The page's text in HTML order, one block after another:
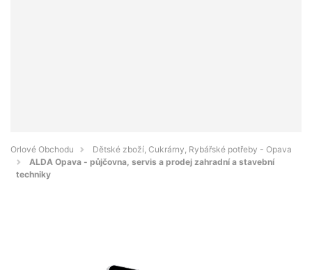
Orlové Obchodu
Dětské zboží, Cukrárny, Rybářské potřeby - Opava
ALDA Opava - půjčovna, servis a prodej zahradní a stavební
techniky